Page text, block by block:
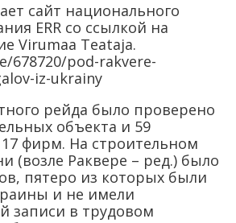
сайт национального
ERR со ссылкой на
Virumaa Teataja.
678720/pod-rakvere-
iz-ukrainy
рейда было проверено
объекта и 59
фирм. На строительном
(возле Раквере – ред.) было
пятеро из которых были
и не имели
записи в трудовом